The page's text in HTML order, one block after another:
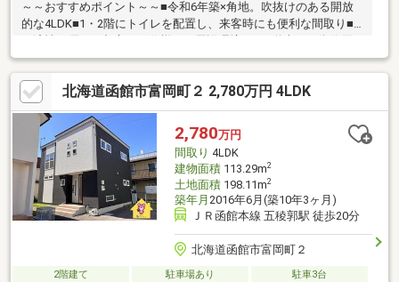
～～おすすめポイント～～■令和6年築×角地。吹抜けのある開放
的な4LDK■1・2階にトイレを配置し、来客時にも便利な間取り■
金庫・・・5分■ローソン・・・7分■スーパー・・・9分■郵便
局・・・11分現在居住中のため、見学を希望の際は事前にご連絡
ください。 ▼▼ 打ち合わせ・見学プランご用意しております
▼▼ ＜探し始めの方向け＞しっかりコース(1h~)/サクッとコ
ース(0.5h~) 詳しくは物件詳細下段の「イベント情報」をご覧
ください。
北海道函館市富岡町２ 2,780万円 4LDK
2,780万円
間取り 4LDK
建物面積113.29m2
土地面積198.11m2
築年月 2016年6月(築10年3ヶ月)
ＪＲ函館本線 五稜郭駅 徒歩20分
北海道函館市富岡町２
2階建て 駐車場あり
駐車3台